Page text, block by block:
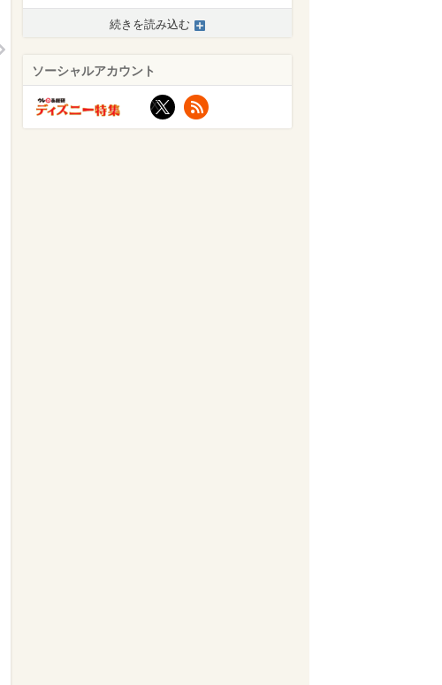
続きを読み込む
ソーシャルアカウント
X